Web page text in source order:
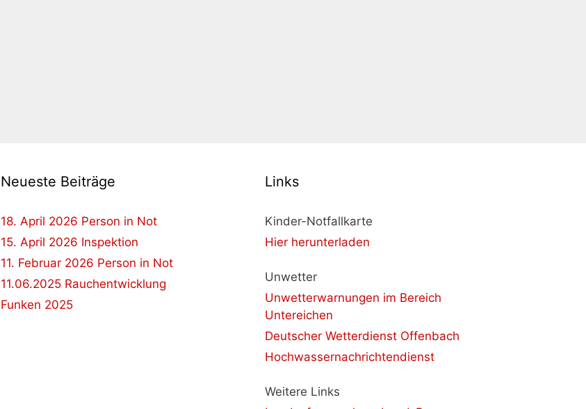
Neueste Beiträge
18. April 2026 Person in Not
15. April 2026 Inspektion
11. Februar 2026 Person in Not
11.06.2025 Rauchentwicklung
Funken 2025
Links
Kinder-Notfallkarte
Hier herunterladen
Unwetter
Unwetterwarnungen im Bereich
Untereichen
Deutscher Wetterdienst Offenbach
Hochwassernachrichtendienst
Weitere Links